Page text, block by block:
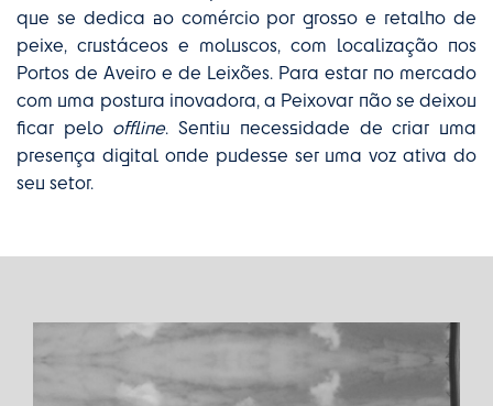
que se dedica ao comércio por grosso e retalho de
peixe, crustáceos e moluscos, com localização nos
Portos de Aveiro e de Leixões. Para estar no mercado
com uma postura inovadora, a Peixovar não se deixou
ficar pelo offline. Sentiu necessidade de criar uma
presença digital onde pudesse ser uma voz ativa do
seu setor.